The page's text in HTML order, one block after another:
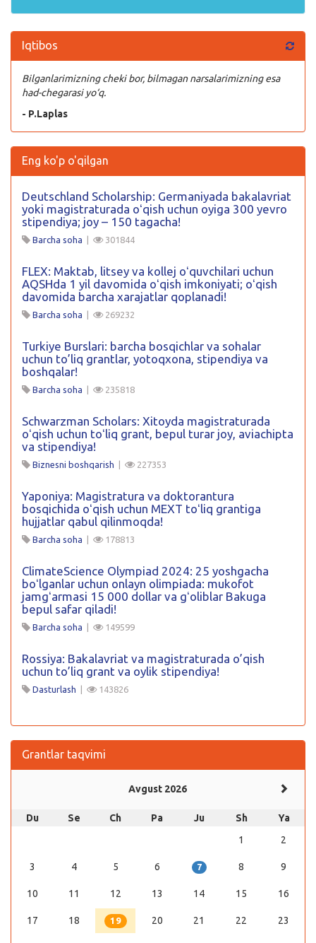
Iqtibos
Bilganlarimizning cheki bor, bilmagan narsalarimizning esa
had-chegarasi yo‘q.
- P.Laplas
Eng ko'p o'qilgan
Deutschland Scholarship: Germaniyada bakalavriat
yoki magistraturada oʻqish uchun oyiga 300 yevro
stipendiya; joy – 150 tagacha!
Barcha soha | 301844
FLEX: Maktab, litsey va kollej oʻquvchilari uchun
AQSHda 1 yil davomida oʻqish imkoniyati; oʻqish
davomida barcha xarajatlar qoplanadi!
Barcha soha | 269232
Turkiye Burslari: barcha bosqichlar va sohalar
uchun to’liq grantlar, yotoqxona, stipendiya va
boshqalar!
Barcha soha | 235818
Schwarzman Scholars: Xitoyda magistraturada
oʻqish uchun toʻliq grant, bepul turar joy, aviachipta
va stipendiya!
Biznesni boshqarish | 227353
Yaponiya: Magistratura va doktorantura
bosqichida oʻqish uchun MEXT toʻliq grantiga
hujjatlar qabul qilinmoqda!
Barcha soha | 178813
ClimateScience Olympiad 2024: 25 yoshgacha
boʻlganlar uchun onlayn olimpiada: mukofot
jamgʻarmasi 15 000 dollar va gʻoliblar Bakuga
bepul safar qiladi!
Barcha soha | 149599
Rossiya: Bakalavriat va magistraturada o’qish
uchun to’liq grant va oylik stipendiya!
Dasturlash | 143826
Grantlar taqvimi
Avgust 2026
Du Se Ch Pa Ju Sh
Ya
1
2
3 4 5 6 7 8 9
10 11 12 13 14 15 16
17 18 19 20 21 22 23